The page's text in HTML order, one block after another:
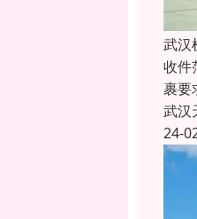
武汉
收件
裹要
武汉
24-